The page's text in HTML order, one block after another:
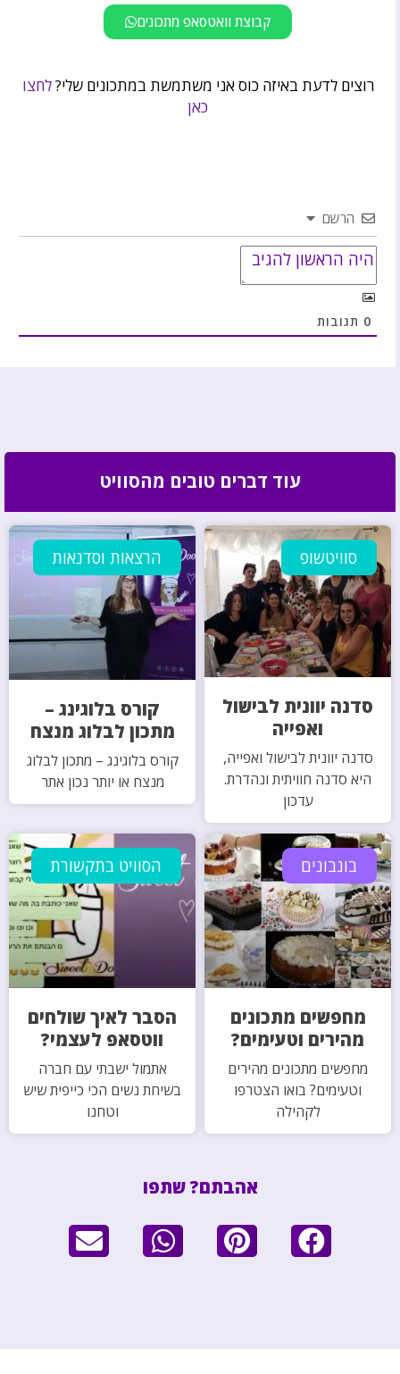
קבוצת וואטסאפ מתכונים
רוצים לדעת באיזה כוס אני משתמשת במתכונים שלי?לחצו
כאן
הרשם
0 תגובות
עוד דברים טובים מהסוויט
סוויטשופ
סדנה יוונית לבישול
ואפייה
סדנה יוונית לבישול ואפייה,
היא סדנה חוויתית ונהדרת.
עדכון
הרצאות וסדנאות
קורס בלוגינג –
מתכון לבלוג מנצח
קורס בלוגינג – מתכון לבלוג
מנצח או יותר נכון אתר
בונבונים
מחפשים מתכונים
מהירים וטעימים?
מחפשים מתכונים מהירים
וטעימים? בואו הצטרפו
לקהילה
הסוויט בתקשורת
הסבר לאיך שולחים
ווטסאפ לעצמי?
אתמול ישבתי עם חברה
בשיחת נשים הכי כייפית שיש
וטחנו
אהבתם? שתפו